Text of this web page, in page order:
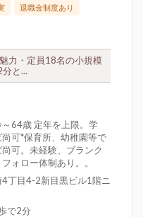
退職金制度あり
力・定員18名の小規模
と...
64歳 定年を上限。学
可*保育所、幼稚園等で
可。未経験、ブランク
ォロー体制あり。。
丁目4-2新目黒ビル1階ニ
で2分